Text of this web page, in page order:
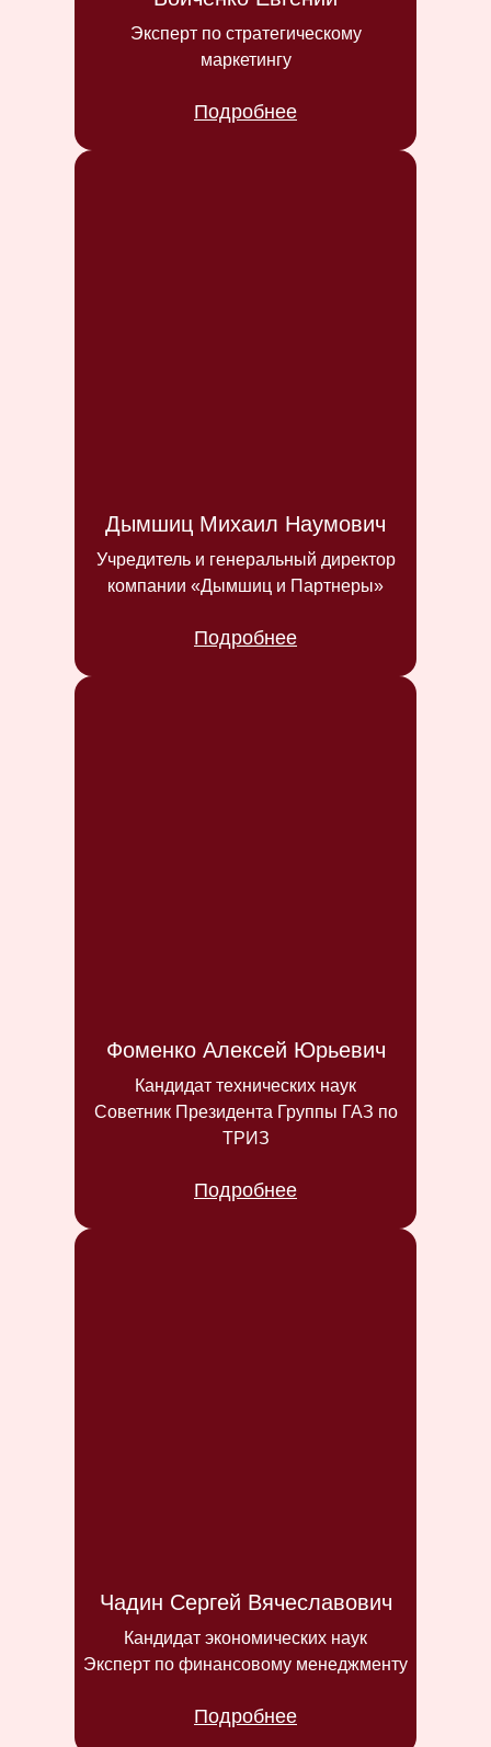
Эксперт по стратегическому
маркетингу
Подробнее
Дымшиц Михаил Наумович
Учредитель и генеральный директор
компании «Дымшиц и Партнеры»
Подробнее
Фоменко Алексей Юрьевич
Кандидат технических наук
Советник Президента Группы ГАЗ по
ТРИЗ
Подробнее
Чадин Сергей Вячеславович
Кандидат экономических наук
Эксперт по финансовому менеджменту
Подробнее